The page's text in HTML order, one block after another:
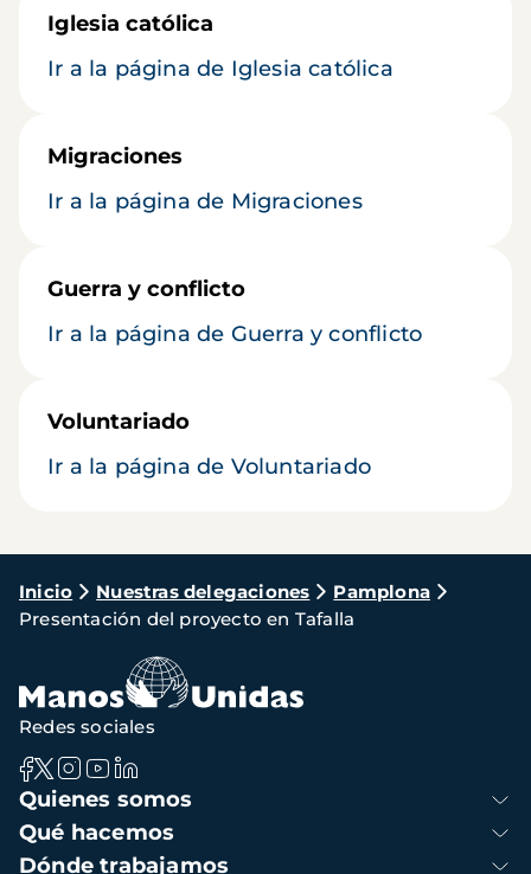
Iglesia católica
Ir a la página de Iglesia católica
Migraciones
Ir a la página de Migraciones
Guerra y conflicto
Ir a la página de Guerra y conflicto
Voluntariado
Ir a la página de Voluntariado
Ruta
de
navegación
Inicio Nuestras delegaciones
Pamplona
Presentación del proyecto en Tafalla
Navegación
principal
Quienes somos
Qué hacemos
Dónde trabajamos
Redes sociales